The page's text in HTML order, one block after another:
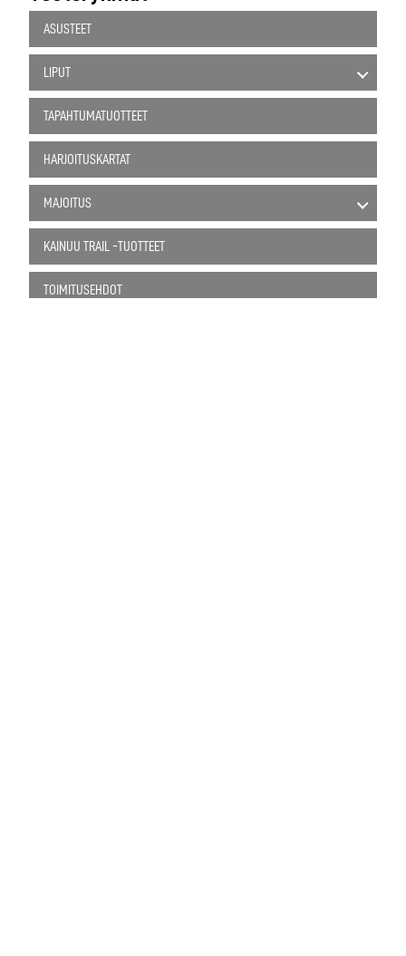
ASUSTEET
LIPUT
TAPAHTUMATUOTTEET
HARJOITUSKARTAT
MAJOITUS
KAINUU TRAIL -TUOTTEET
TOIMITUSEHDOT